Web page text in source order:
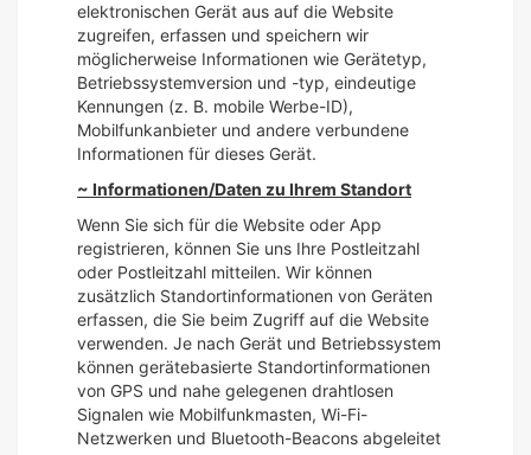
elektronischen Gerät aus auf die Website
zugreifen, erfassen und speichern wir
möglicherweise Informationen wie Gerätetyp,
Betriebssystemversion und -typ, eindeutige
Kennungen (z. B. mobile Werbe-ID),
Mobilfunkanbieter und andere verbundene
Informationen für dieses Gerät.
~ Informationen/Daten zu Ihrem Standort
Wenn Sie sich für die Website oder App
registrieren, können Sie uns Ihre Postleitzahl
oder Postleitzahl mitteilen. Wir können
zusätzlich Standortinformationen von Geräten
erfassen, die Sie beim Zugriff auf die Website
verwenden. Je nach Gerät und Betriebssystem
können gerätebasierte Standortinformationen
von GPS und nahe gelegenen drahtlosen
Signalen wie Mobilfunkmasten, Wi-Fi-
Netzwerken und Bluetooth-Beacons abgeleitet